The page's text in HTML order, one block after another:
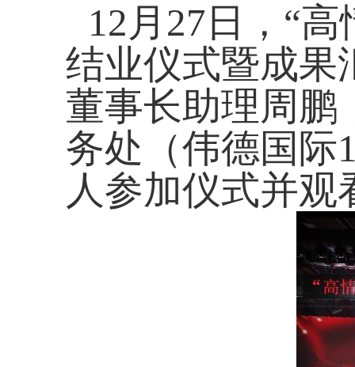
12 月 27 日， “高
结业仪式暨成果
董事长助理周鹏
务处（伟德国际
人参加仪式并观